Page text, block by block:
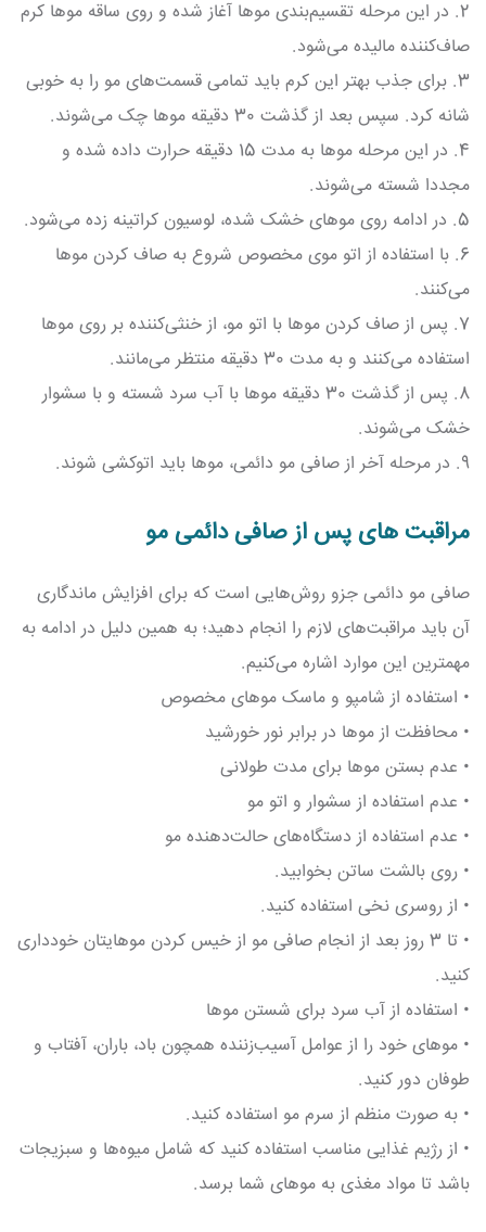
2. در این مرحله تقسیم‌بندی موها آغاز شده و روی ساقه موها کرم
صاف‌کننده مالیده می‌شود.
3. برای جذب بهتر این کرم باید تمامی قسمت‌های مو را به خوبی
شانه کرد. سپس بعد از گذشت 30 دقیقه موها چک می‌شوند.
4. در این مرحله موها به مدت 15 دقیقه حرارت داده شده و
مجددا شسته می‌شوند.
5. در ادامه روی موهای خشک شده، لوسیون کراتینه زده می‌شود.
6. با استفاده از اتو موی مخصوص شروع به صاف کردن موها
می‌کنند.
7. پس از صاف کردن موها با اتو مو، از خنثی‌کننده بر روی موها
استفاده می‌کنند و به مدت 30 دقیقه منتظر می‌مانند.
8. پس از گذشت 30 دقیقه موها با آب سرد شسته و با سشوار
خشک می‌شوند.
9. در مرحله آخر از صافی مو دائمی، موها باید اتوکشی شوند.
مراقبت های پس از صافی دائمی مو
صافی مو دائمی جزو روش‌هایی است که برای افزایش ماندگاری
آن باید مراقبت‌های لازم را انجام دهید؛ به همین دلیل در ادامه به
مهمترین این موارد اشاره می‌کنیم.
• استفاده از شامپو و ماسک موهای مخصوص
• محافظت از موها در برابر نور خورشید
• عدم بستن موها برای مدت طولانی
• عدم استفاده از سشوار و اتو مو
• عدم استفاده از دستگاه‌های حالت‌دهنده مو
• روی بالشت ساتن بخوابید.
• از روسری نخی استفاده کنید.
• تا 3 روز بعد از انجام صافی مو از خیس کردن موهایتان خودداری
کنید.
• استفاده از آب سرد برای شستن موها
• موهای خود را از عوامل آسیب‌زننده همچون باد، باران، آفتاب و
طوفان دور کنید.
• به صورت منظم از سرم مو استفاده کنید.
• از رژیم غذایی مناسب استفاده کنید که شامل میوه‌ها و سبزیجات
باشد تا مواد مغذی به موهای شما برسد.